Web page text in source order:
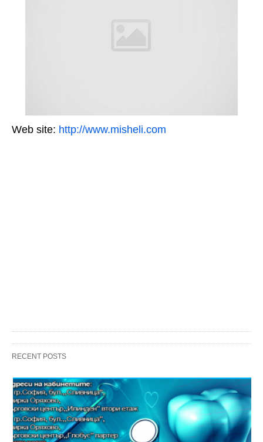
Web site: http://www.misheli.com
RECENT POSTS